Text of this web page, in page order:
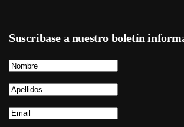
Suscríbase a nuestro boletín